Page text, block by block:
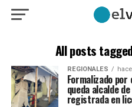
All posts
REGIONALES
Formalizado
queda alcalde
registrada en